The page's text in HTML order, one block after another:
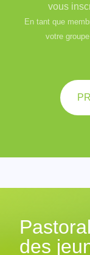
vous
En tant que
votre
des